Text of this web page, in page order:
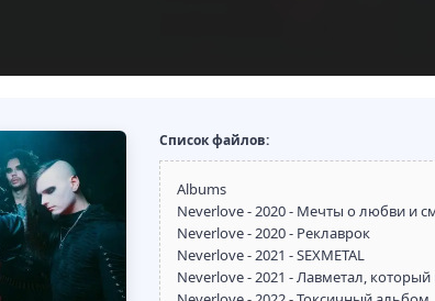
Список файлов:
Albums
Neverlove - 2020 - Мечты о любви и
Neverlove - 2020 - Реклаврок
Neverlove - 2021 - SEXMETAL
Neverlove - 2021 - Лавметал,